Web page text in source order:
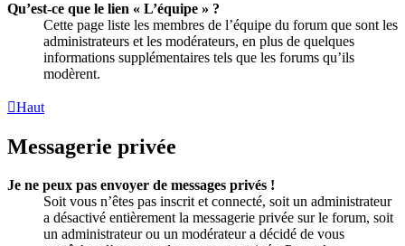
Qu’est-ce que le lien « L’équipe » ?
Cette page liste les membres de l’équipe du forum que sont les
administrateurs et les modérateurs, en plus de quelques
informations supplémentaires tels que les forums qu’ils
modèrent.
Haut
Messagerie privée
Je ne peux pas envoyer de messages privés !
Soit vous n’êtes pas inscrit et connecté, soit un administrateur
a désactivé entièrement la messagerie privée sur le forum, soit
un administrateur ou un modérateur a décidé de vous